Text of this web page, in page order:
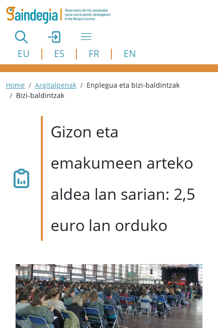
Skip to main content
EU ES FR EN
Breadcrumb
Home Argitalpenak
Enplegua eta bizi-baldintzak
Bizi-baldintzak
Gizon eta
emakumeen arteko
aldea lan sarian: 2,5
euro lan orduko